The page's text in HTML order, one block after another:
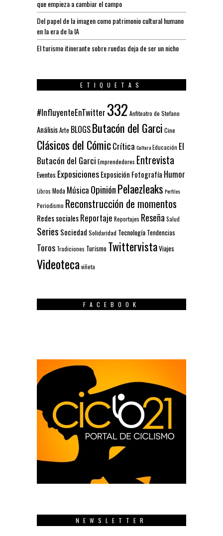
que empieza a cambiar el campo
Del papel de la imagen como patrimonio cultural humano
en la era de la IA
El turismo itinerante sobre ruedas deja de ser un nicho
ETIQUETAS
#InfluyenteEnTwitter 332 Anfiteatro de Stefano
AnálisisArte BLOGSButacón del Garci Cine
Clásicos del CómicCrítica CulturaEducación El
Butacón del Garci Emprendedores Entrevista
Eventos ExposicionesExposición Fotografía Humor
Libros Moda Música OpiniónPelaezleaks Perfiles
Periodismo Reconstrucción de momentos
Redes socialesReportaje Reportajes Reseña Salud
Series Sociedad Solidaridad Tecnología Tendencias
Toros Tradiciones Turismo TwittervistaViajes
Videoteca viñeta
FACEBOOK
NEWSLETTER